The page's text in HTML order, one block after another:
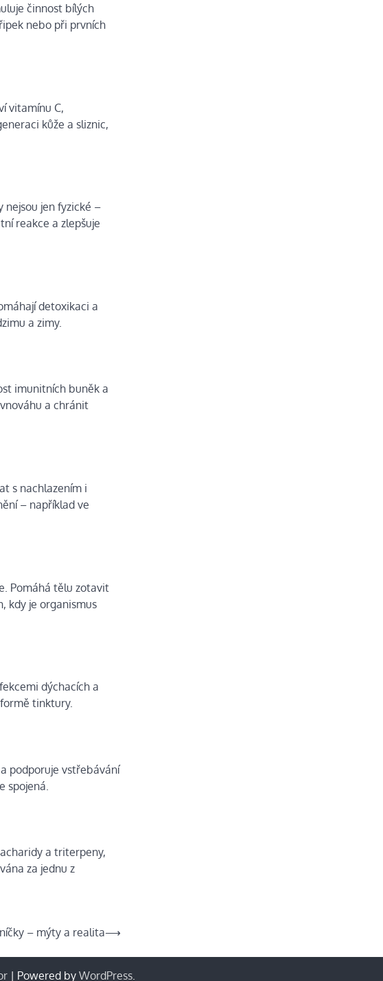
činnost bílých
nebo při prvních
vitamínu C,
kůže a sliznic,
nejsou jen fyzické –
reakce a zlepšuje
detoxikaci a
a zimy.
imunitních buněk a
a chránit
s nachlazením i
– například ve
Pomáhá tělu zotavit
kdy je organismus
dýchacích a
tinktury.
podporuje vstřebávání
spojená.
a triterpeny,
za jednu z
– mýty a realita⟶
| Powered by WordPress.